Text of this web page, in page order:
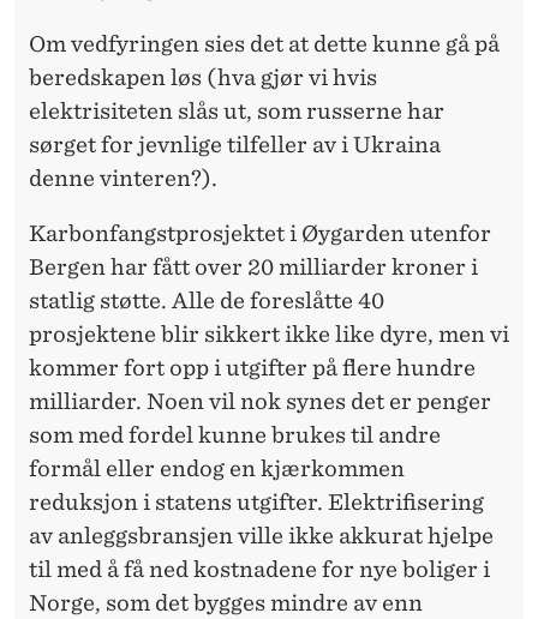
Om vedfyringen sies det at dette kunne gå på
beredskapen løs (hva gjør vi hvis
elektrisiteten slås ut, som russerne har
sørget for jevnlige tilfeller av i Ukraina
denne vinteren?).
Karbonfangst­prosjektet i Øygarden utenfor
Bergen har fått over 20 milliarder kroner i
statlig støtte. Alle de foreslåtte 40
prosjektene blir sikkert ikke like dyre, men vi
kommer fort opp i utgifter på flere hundre
milliarder. Noen vil nok synes det er penger
som med fordel kunne brukes til andre
formål eller endog en kjærkommen
reduksjon i statens utgifter. Elektrifisering
av anleggs­bransjen ville ikke akkurat hjelpe
til med å få ned kostnadene for nye boliger i
Norge, som det bygges mindre av enn